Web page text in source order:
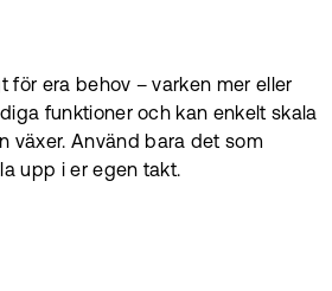
för era behov – varken mer eller
funktioner och kan enkelt skala
växer. Använd bara det som
upp i er egen takt.